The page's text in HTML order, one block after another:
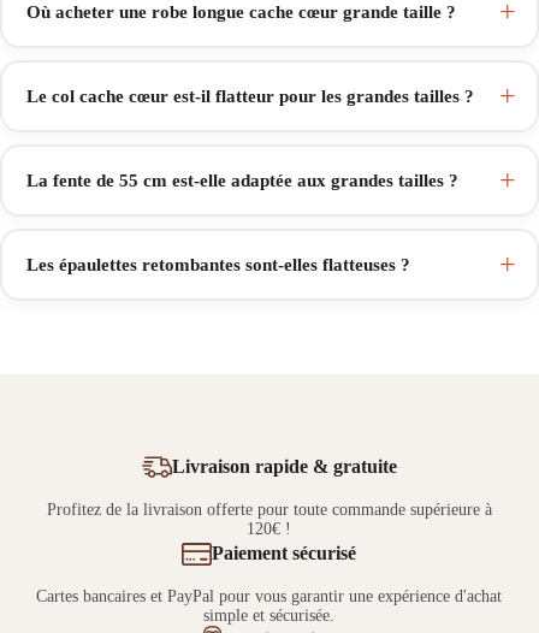
Où acheter une robe longue cache cœur grande taille ?
Le col cache cœur est-il flatteur pour les grandes tailles ?
La fente de 55 cm est-elle adaptée aux grandes tailles ?
Les épaulettes retombantes sont-elles flatteuses ?
Livraison rapide & gratuite
Profitez de la livraison offerte pour toute commande supérieure à
120€ !
Paiement sécurisé
Cartes bancaires et PayPal pour vous garantir une expérience d'achat
simple et sécurisée.